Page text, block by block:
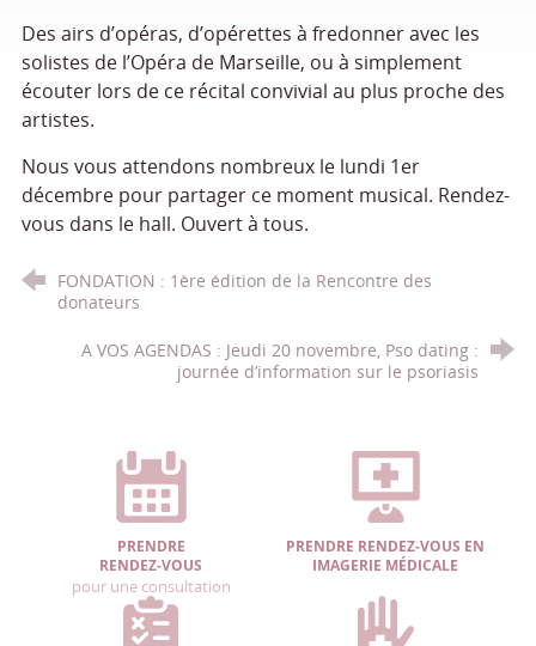
Des airs d’opéras, d’opérettes à fredonner avec les
solistes de l’Opéra de Marseille, ou à simplement
écouter lors de ce récital convivial au plus proche des
artistes.
Nous vous attendons nombreux le lundi 1er
décembre pour partager ce moment musical. Rendez-
vous dans le hall. Ouvert à tous.
FONDATION : 1ère édition de la Rencontre des
donateurs
A VOS AGENDAS : Jeudi 20 novembre, Pso dating :
journée d’information sur le psoriasis
PRENDRE
RENDEZ-VOUS
pour une consultation
PRENDRE RENDEZ-VOUS EN
IMAGERIE MÉDICALE